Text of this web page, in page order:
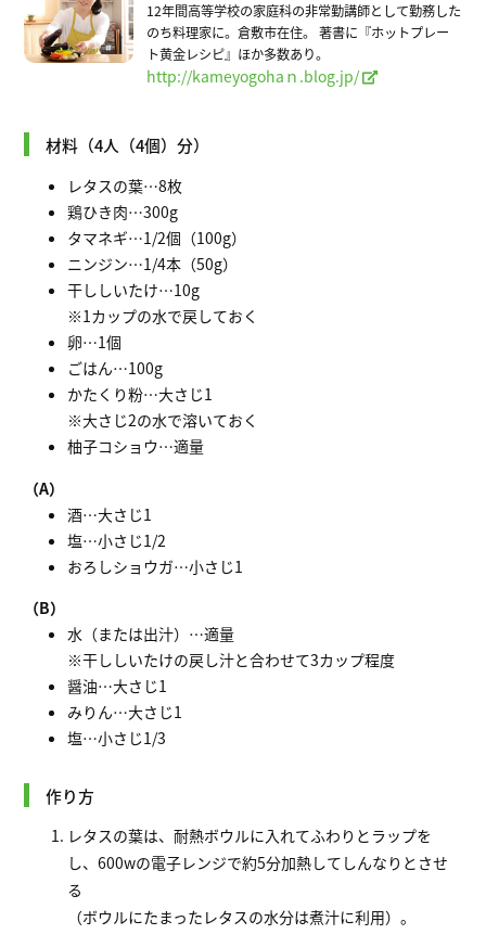
12年間高等学校の家庭科の非常勤講師として勤務した
のち料理家に。倉敷市在住。 著書に『ホットプレー
ト黄金レシピ』ほか多数あり。
http://kameyogohaｎ.blog.jp/
材料（4人（4個）分）
レタスの葉…8枚
鶏ひき肉…300g
タマネギ…1/2個（100g）
ニンジン…1/4本（50g）
干ししいたけ…10g
※1カップの水で戻しておく
卵…1個
ごはん…100g
かたくり粉…大さじ1
※大さじ2の水で溶いておく
柚子コショウ…適量
（A）
酒…大さじ1
塩…小さじ1/2
おろしショウガ…小さじ1
（B）
水（または出汁）…適量
※干ししいたけの戻し汁と合わせて3カップ程度
醤油…大さじ1
みりん…大さじ1
塩…小さじ1/3
作り方
レタスの葉は、耐熱ボウルに入れてふわりとラップを
し、600wの電子レンジで約5分加熱してしんなりとさせ
る
（ボウルにたまったレタスの水分は煮汁に利用）。